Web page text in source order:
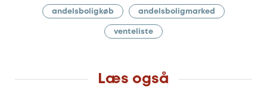
andelsboligkøb andelsboligmarked
venteliste
Læs også